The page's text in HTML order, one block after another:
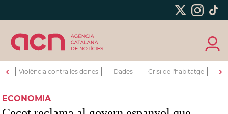
‹ Violència contra les dones Dades Crisi de l'habitatge ›
ECONOMIA